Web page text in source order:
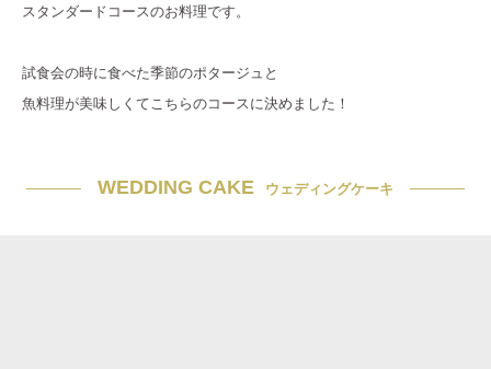
スタンダードコースのお料理です。
試食会の時に食べた季節のポタージュと
魚料理が美味しくてこちらのコースに決めました！
WEDDING CAKE ウェディングケーキ